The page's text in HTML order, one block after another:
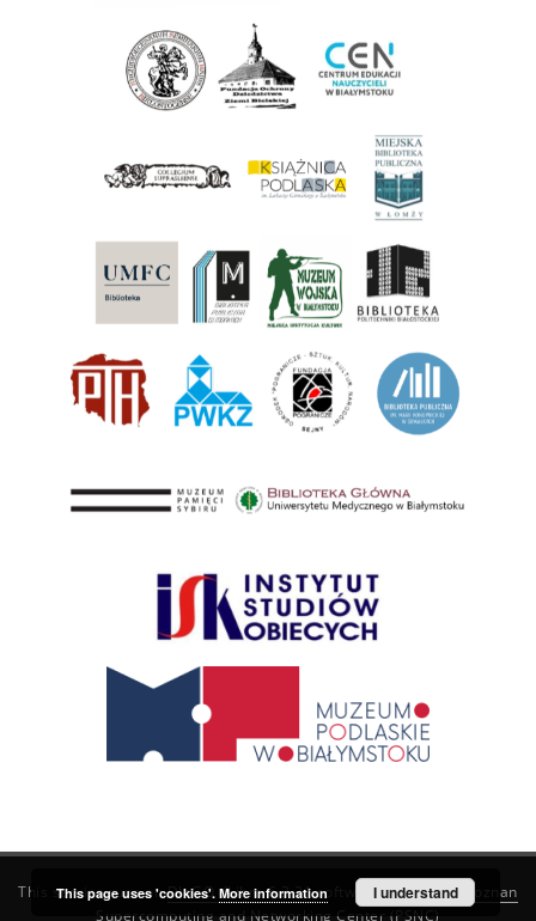
This service runs onDInGO dLibra 6.3.21software created by
Poznan
Supercomputing and Networking Center (PSNC)
This page uses 'cookies'. More information I understand